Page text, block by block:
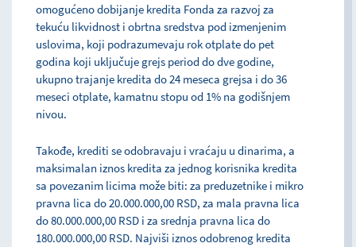
omogućeno dobijanje kredita Fonda za razvoj za
tekuću likvidnost i obrtna sredstva pod izmenjenim
uslovima, koji podrazumevaju rok otplate do pet
godina koji uključuje grejs period do dve godine,
ukupno trajanje kredita do 24 meseca grejsa i do 36
meseci otplate, kamatnu stopu od 1% na godišnjem
nivou.
Takođe, krediti se odobravaju i vraćaju u dinarima, a
maksimalan iznos kredita za jednog korisnika kredita
sa povezanim licima može biti: za preduzetnike i mikro
pravna lica do 20.000.000,00 RSD, za mala pravna lica
do 80.000.000,00 RSD i za srednja pravna lica do
180.000.000,00 RSD. Najviši iznos odobrenog kredita